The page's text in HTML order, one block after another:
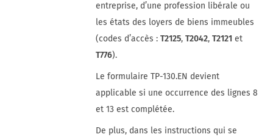
entreprise, d’une profession libérale ou
les états des loyers de biens immeubles
(codes d’accès :T2125,T2042,T2121 et
T776).
Le formulaire TP-130.EN devient
applicable si une occurrence des lignes 8
et 13 est complétée.
De plus, dans les instructions qui se